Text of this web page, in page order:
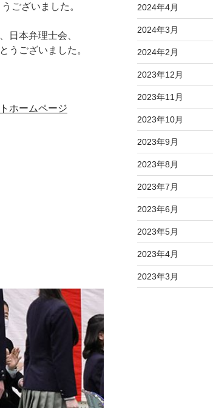
ざいました。
日本弁理士会、
うございました。
ホームページ
2024年4月
2024年3月
2024年2月
2023年12月
2023年11月
2023年10月
2023年9月
2023年8月
2023年7月
2023年6月
2023年5月
2023年4月
2023年3月